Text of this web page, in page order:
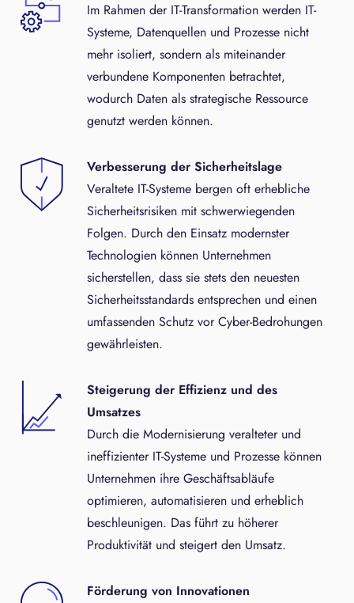
Im Rahmen der IT-Transformation werden IT-
Systeme, Datenquellen und Prozesse nicht
mehr isoliert, sondern als miteinander
verbundene Komponenten betrachtet,
wodurch Daten als strategische Ressource
genutzt werden können.
Verbesserung der Sicherheitslage
Veraltete IT-Systeme bergen oft erhebliche
Sicherheitsrisiken mit schwerwiegenden
Folgen. Durch den Einsatz modernster
Technologien können Unternehmen
sicherstellen, dass sie stets den neuesten
Sicherheitsstandards entsprechen und einen
umfassenden Schutz vor Cyber-Bedrohungen
gewährleisten.
Steigerung der Effizienz und des
Umsatzes
Durch die Modernisierung veralteter und
ineffizienter IT-Systeme und Prozesse können
Unternehmen ihre Geschäftsabläufe
optimieren, automatisieren und erheblich
beschleunigen. Das führt zu höherer
Produktivität und steigert den Umsatz.
Förderung von Innovationen